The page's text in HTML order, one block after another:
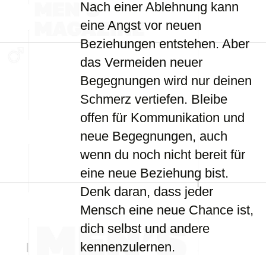
Nach einer Ablehnung kann
eine Angst vor neuen
Beziehungen entstehen. Aber
das Vermeiden neuer
Begegnungen wird nur deinen
Schmerz vertiefen. Bleibe
offen für Kommunikation und
neue Begegnungen, auch
wenn du noch nicht bereit für
eine neue Beziehung bist.
Denk daran, dass jeder
Mensch eine neue Chance ist,
dich selbst und andere
kennenzulernen.